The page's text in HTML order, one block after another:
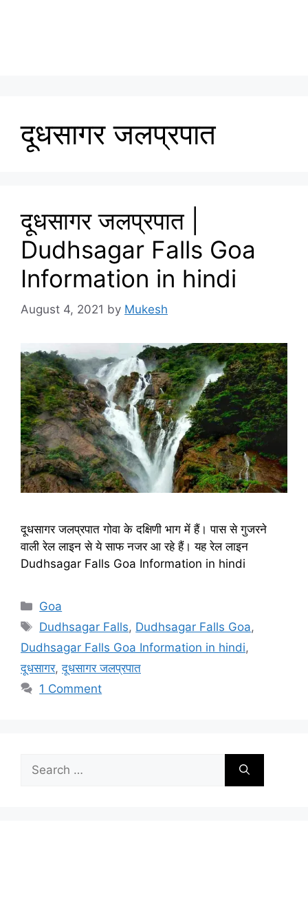
दूधसागर जलप्रपात
दूधसागर जलप्रपात |
Dudhsagar Falls Goa
Information in hindi
August 4, 2021 by Mukesh
दूधसागर जलप्रपात गोवा के दक्षिणी भाग में हैं। पास से गुजरने
वाली रेल लाइन से ये साफ नजर आ रहे हैं। यह रेल लाइन
Dudhsagar Falls Goa Information in hindi
Categories
Goa
Tags
Dudhsagar Falls, Dudhsagar Falls Goa,
Dudhsagar Falls Goa Information in hindi,
दूधसागर,दूधसागर जलप्रपात
1 Comment
for: